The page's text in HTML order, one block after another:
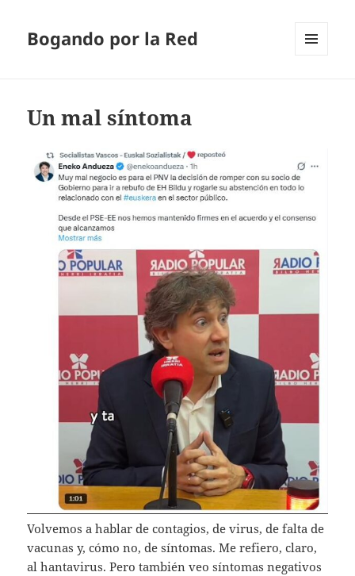
Bogando por la Red
Un mal síntoma
Volvemos a hablar de contagios, de virus, de falta de
vacunas y, cómo no, de síntomas. Me refiero, claro,
al hantavirus. Pero también veo síntomas negativos